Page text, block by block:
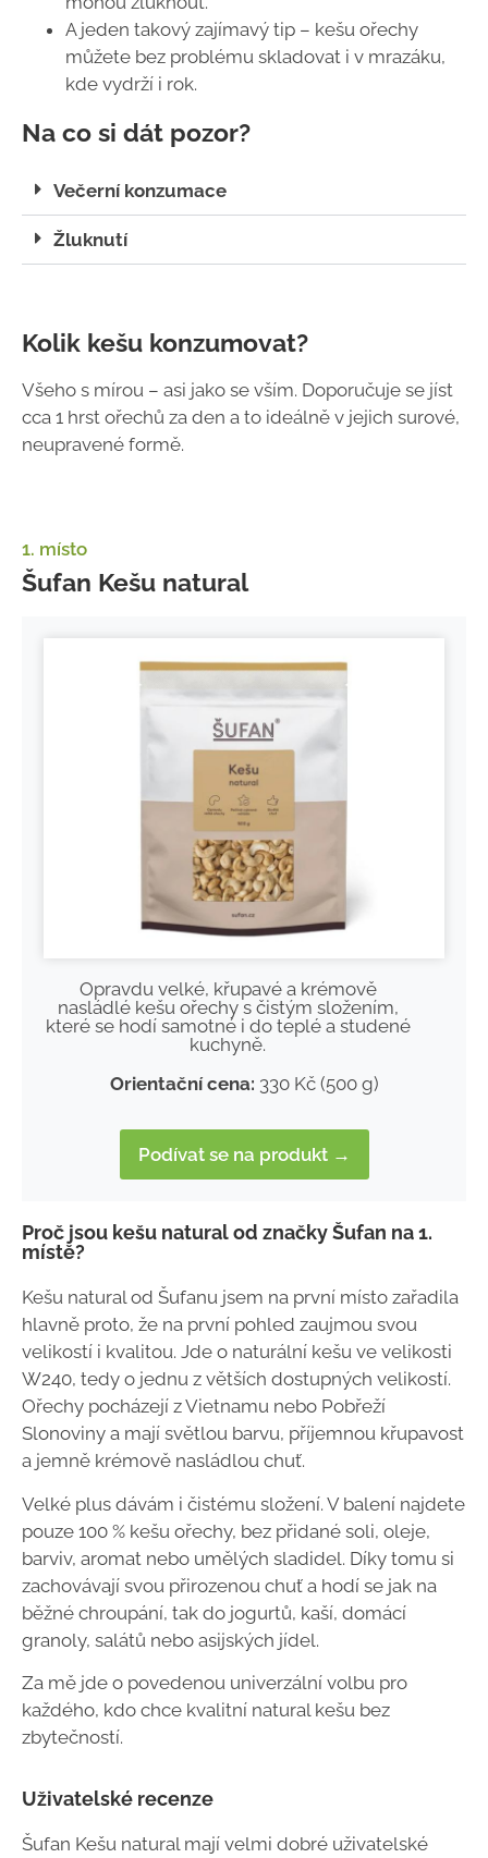
A jeden takový zajímavý tip – kešu ořechy
můžete bez problému skladovat i v mrazáku,
kde vydrží i rok.
Na co si dát pozor?
Večerní konzumace
Žluknutí
Kolik kešu konzumovat?
Všeho s mírou – asi jako se vším. Doporučuje se jíst
cca 1 hrst ořechů za den a to ideálně v jejich surové,
neupravené formě.
1. místo
Šufan Kešu natural
Opravdu velké, křupavé a krémově
nasládlé kešu ořechy s čistým složením,
které se hodí samotné i do teplé a studené
kuchyně.
Orientační cena: 330 Kč (500 g)
Podívat se na produkt →
Proč jsou kešu natural od značky Šufan na 1.
místě?
Kešu natural od Šufanu jsem na první místo zařadila
hlavně proto, že na první pohled zaujmou svou
velikostí i kvalitou. Jde o naturální kešu ve velikosti
W240, tedy o jednu z větších dostupných velikostí.
Ořechy pocházejí z Vietnamu nebo Pobřeží
Slonoviny a mají světlou barvu, příjemnou křupavost
a jemně krémově nasládlou chuť.
Velké plus dávám i čistému složení. V balení najdete
pouze 100 % kešu ořechy, bez přidané soli, oleje,
barviv, aromat nebo umělých sladidel. Díky tomu si
zachovávají svou přirozenou chuť a hodí se jak na
běžné chroupání, tak do jogurtů, kaší, domácí
granoly, salátů nebo asijských jídel.
Za mě jde o povedenou univerzální volbu pro
každého, kdo chce kvalitní natural kešu bez
zbytečností.
Uživatelské recenze
Šufan Kešu natural mají velmi dobré uživatelské